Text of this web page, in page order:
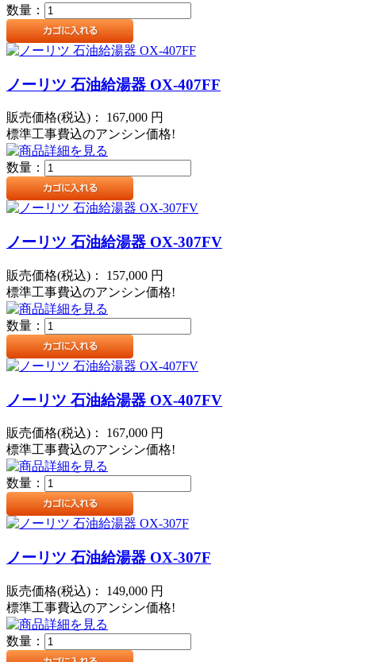
数量：
ノーリツ 石油給湯器 OX-407FF
販売価格(税込)： 167,000 円
標準工事費込のアンシン価格!
数量：
ノーリツ 石油給湯器 OX-307FV
販売価格(税込)： 157,000 円
標準工事費込のアンシン価格!
数量：
ノーリツ 石油給湯器 OX-407FV
販売価格(税込)： 167,000 円
標準工事費込のアンシン価格!
数量：
ノーリツ 石油給湯器 OX-307F
販売価格(税込)： 149,000 円
標準工事費込のアンシン価格!
数量：